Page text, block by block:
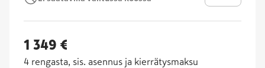
1 349 €
4 rengasta, sis. asennus ja kierrätysmaksu